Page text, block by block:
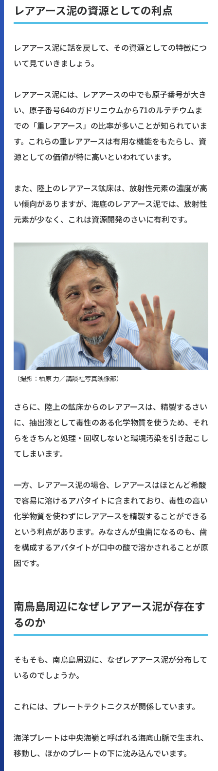
レアアース泥の資源としての利点
レアアース泥に話を戻して、その資源としての特徴につ
いて見ていきましょう。
レアアース泥には、レアアースの中でも原子番号が大き
い、原子番号64のガドリニウムから71のルテチウムま
での「重レアアース」の比率が多いことが知られていま
す。これらの重レアアースは有用な機能をもたらし、資
源としての価値が特に高いといわれています。
また、陸上のレアアース鉱床は、放射性元素の濃度が高
い傾向がありますが、海底のレアアース泥では、放射性
元素が少なく、これは資源開発のさいに有利です。
（撮影：柏原 力／講談社写真映像部）
さらに、陸上の鉱床からのレアアースは、精製するさい
に、抽出液として毒性のある化学物質を使うため、それ
らをきちんと処理・回収しないと環境汚染を引き起こし
てしまいます。
一方、レアアース泥の場合、レアアースはほとんど希酸
で容易に溶けるアパタイトに含まれており、毒性の高い
化学物質を使わずにレアアースを精製することができる
という利点があります。みなさんが虫歯になるのも、歯
を構成するアパタイトが口中の酸で溶かされることが原
因です。
南鳥島周辺になぜレアアース泥が存在す
るのか
そもそも、南鳥島周辺に、なぜレアアース泥が分布して
いるのでしょうか。
これには、プレートテクトニクスが関係しています。
海洋プレートは中央海嶺と呼ばれる海底山脈で生まれ、
移動し、ほかのプレートの下に沈み込んでいます。